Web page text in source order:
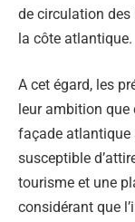
de circulation des
la côte atlantique.
A cet égard, les
leur ambition
façade atlantique
susceptible
tourisme et une
considérant que